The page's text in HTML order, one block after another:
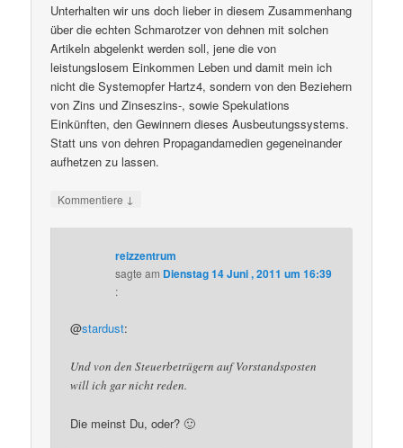
Unterhalten wir uns doch lieber in diesem Zusammenhang
über die echten Schmarotzer von dehnen mit solchen
Artikeln abgelenkt werden soll, jene die von
leistungslosem Einkommen Leben und damit mein ich
nicht die Systemopfer Hartz4, sondern von den Beziehern
von Zins und Zinseszins-, sowie Spekulations
Einkünften, den Gewinnern dieses Ausbeutungssystems.
Statt uns von dehren Propagandamedien gegeneinander
aufhetzen zu lassen.
Kommentiere ↓
reizzentrum
sagte am Dienstag 14 Juni , 2011 um 16:39
:
@stardust:
Und von den Steuerbetrügern auf Vorstandsposten
will ich gar nicht reden.
Die meinst Du, oder? 🙂